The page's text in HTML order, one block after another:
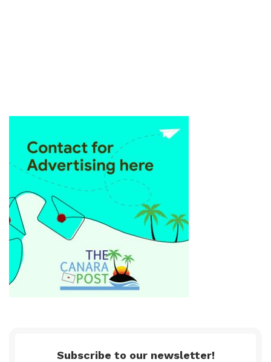
Subscribe to our newsletter!